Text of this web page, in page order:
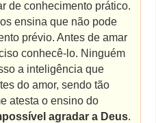
de conhecimento prático.
ensina que não pode
prévio. Antes de amar
conhecê-lo. Ninguém
a inteligência que
do amor, sendo tão
atesta o ensino do
agradar a Deus.